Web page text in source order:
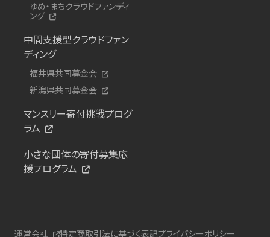
ゆめ・まちクラウドファンディ
ング
中間支援型クラウドファン
ディング
福井県共同募金会
新潟県共同募金会
マンスリー寄付挑戦プログ
ラム
小さな団体の寄付募集応
援プログラム
運営会社 特定商取引法に基づく表記プライバシーポリシー